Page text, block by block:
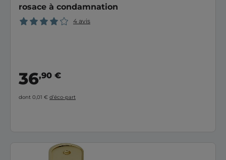
rosace à condamnation
4 avis
36,90 €
dont 0,01 € d’éco-part